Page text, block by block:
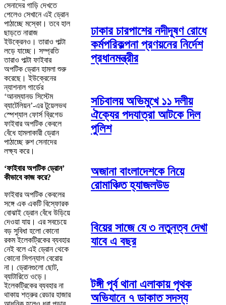
সেনাদের গাড়ি দেখতে
পেলেও সেখানে এই ড্রোন
পাঠাচ্ছে মস্কো। তবে হাল
ছাড়তে নারাজ
ইউক্রেনও। তারাও পাল্টা
লড়ে যাচ্ছে। সম্প্রতি
তারাও পাল্টা ফাইবার
অপটিক ড্রোন হামলা শুরু
করেছে। ইউক্রেনের
ন্যাশনাল গার্ডের
‘আনম্যানড সিস্টেম
ব্যাটেলিয়ন’-এর টুয়েলভথ
স্পেশ্যাল ফোর্স ব্রিগেড
ফাইবার অপটিক কেবলে
বেঁধে হামলাকারী ড্রোন
পাঠাচ্ছে রুশ সেনাদের
লক্ষ্য করে।
‘ফাইবার অপটিক ড্রোন’
কীভাবে কাজ করে?
ফাইবার অপটিক কেবলের
সঙ্গে এক একটি বিস্ফোরক
বোঝাই ড্রোন বেঁধে উড়িয়ে
দেওয়া যায়। এর সবচেয়ে
বড় সুবিধা হলো কোনো
রকম ইলেকট্রিকের ব্যবহার
নেই বলে এই ড্রোন থেকে
কোনো সিগন্যাল বেরোয়
না। ড্রোনগুলো ছোট,
ব্যাটারিতে ওড়ে।
ইলেকট্রিকের ব্যবহার না
থাকায় শত্রুর রেডার হাজার
ঢাকার চারপাশের নদীদূষণ রোধে
কর্মপরিকল্পনা প্রণয়নের নির্দেশ
প্রধানমন্ত্রীর
সচিবালয় অভিমুখে ১১ দলীয়
ঐক্যের পদযাত্রা আটকে দিল
পুলিশ
অজানা বাংলাদেশকে নিয়ে
রোমাঞ্চিত হ্যাজলউড
বিয়ের সাজে যে ৩ নতুনত্ব দেখা
যাবে এ বছর
টঙ্গী পূর্ব থানা এলাকায় পৃথক
অভিযানে ৭ ডাকাত সদস্য